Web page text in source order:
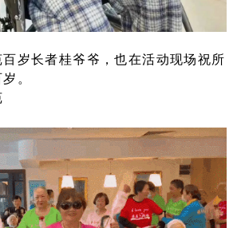
岁长者桂爷爷，也在活动现场祝所
。